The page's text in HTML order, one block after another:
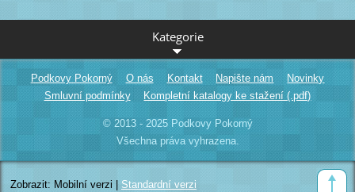
Kategorie
Podkovy Pokorný O nás Kontakt Napište nám
Novinky
Smluvní podmínky
Kompletní katalogy ke stažení (.pdf)
© 2013 - 2025 Podkovy Pokorný
Všechna práva vyhrazena.
Zobrazit: Mobilní verzi Standardní verzi